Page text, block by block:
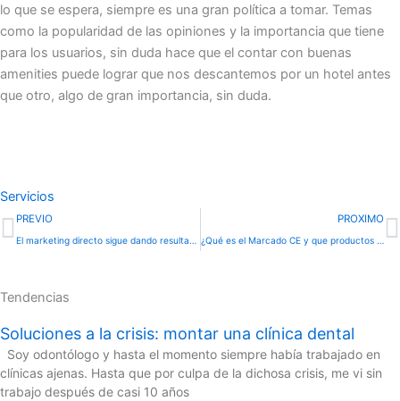
lo que se espera, siempre es una gran política a tomar. Temas
como la popularidad de las opiniones y la importancia que tiene
para los usuarios, sin duda hace que el contar con buenas
amenities puede lograr que nos descantemos por un hotel antes
que otro, algo de gran importancia, sin duda.
Servicios
Ant
PREVIO
El marketing directo sigue dando resultados
PROXIMO
¿Qué es el Marcado CE y que productos deben llevarlo?
Tendencias
Soluciones a la crisis: montar una clínica dental
Soy odontólogo y hasta el momento siempre había trabajado en
clínicas ajenas. Hasta que por culpa de la dichosa crisis, me vi sin
trabajo después de casi 10 años